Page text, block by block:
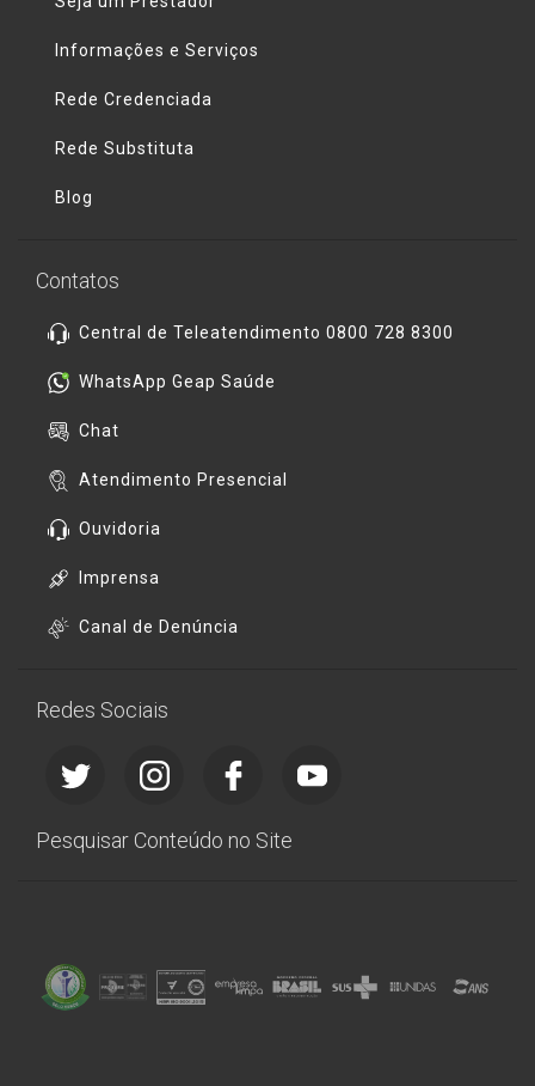
Informações e Serviços
Rede Credenciada
Rede Substituta
Blog
Contatos
Central de Teleatendimento 0800 728 8300
WhatsApp Geap Saúde
Chat
Atendimento Presencial
Ouvidoria
Imprensa
Canal de Denúncia
Redes Sociais
Pesquisar Conteúdo no Site